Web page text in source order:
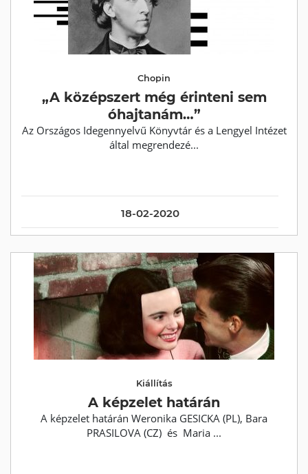
18-02-2020
Chopin
„A középszert még érinteni sem
óhajtanám…”
Az Országos Idegennyelvű Könyvtár és a Lengyel Intézet
által megrendezé...
Kiállítás
A képzelet határán
A képzelet határán Weronika GESICKA (PL), Bara
PRASILOVA (CZ) és Maria ...